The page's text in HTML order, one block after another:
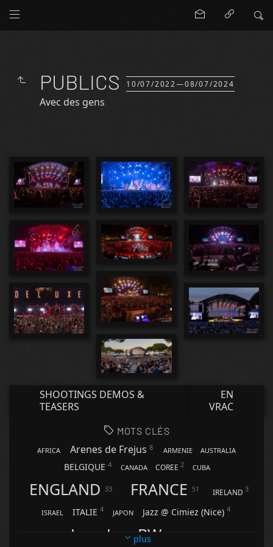
PUBLICS 10/07/2022—08/07/2024
Avec des gens
SHOOTINGS DEMOS &
TEASERS
EN
VRAC
MOTS CLÉS
AFRICA Arenes de Frejus 8 ARMENIE AUSTRALIA
BELGIQUE 4 CANADA COREE 2 CUBA
ENGLAND 33 FRANCE 51 IRELAND 3
ISRAEL ITALIE 4 JAPON Jazz @ Cimiez (Nice) 4
JazzaJuanBW
plus